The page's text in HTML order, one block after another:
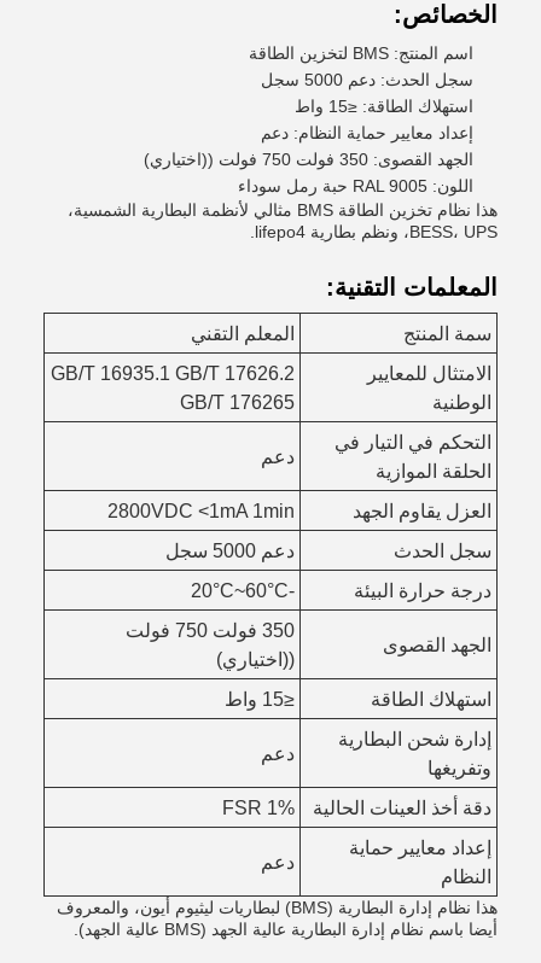
الخصائص:
اسم المنتج: BMS لتخزين الطاقة
سجل الحدث: دعم 5000 سجل
استهلاك الطاقة: ≤15 واط
إعداد معايير حماية النظام: دعم
الجهد القصوى: 350 فولت 750 فولت ((اختياري)
اللون: RAL 9005 حبة رمل سوداء
هذا نظام تخزين الطاقة BMS مثالي لأنظمة البطارية الشمسية،
BESS، UPS، ونظم بطارية lifepo4.
المعلمات التقنية:
سمة المنتج
المعلم التقني
الامتثال للمعايير
الوطنية
GB/T 16935.1 GB/T 17626.2
GB/T 176265
التحكم في التيار في
الحلقة الموازية
دعم
العزل يقاوم الجهد
2800VDC <1mA 1min
سجل الحدث
دعم 5000 سجل
درجة حرارة البيئة
-20°C~60°C
الجهد القصوى
350 فولت 750 فولت
((اختياري)
استهلاك الطاقة
≤15 واط
إدارة شحن البطارية
وتفريغها
دعم
دقة أخذ العينات الحالية
1% FSR
إعداد معايير حماية
النظام
دعم
هذا نظام إدارة البطارية (BMS) لبطاريات ليثيوم أيون، والمعروف
أيضا باسم نظام إدارة البطارية عالية الجهد (BMS عالية الجهد).